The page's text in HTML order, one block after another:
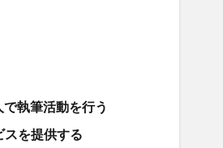
執筆活動を行う
を提供する